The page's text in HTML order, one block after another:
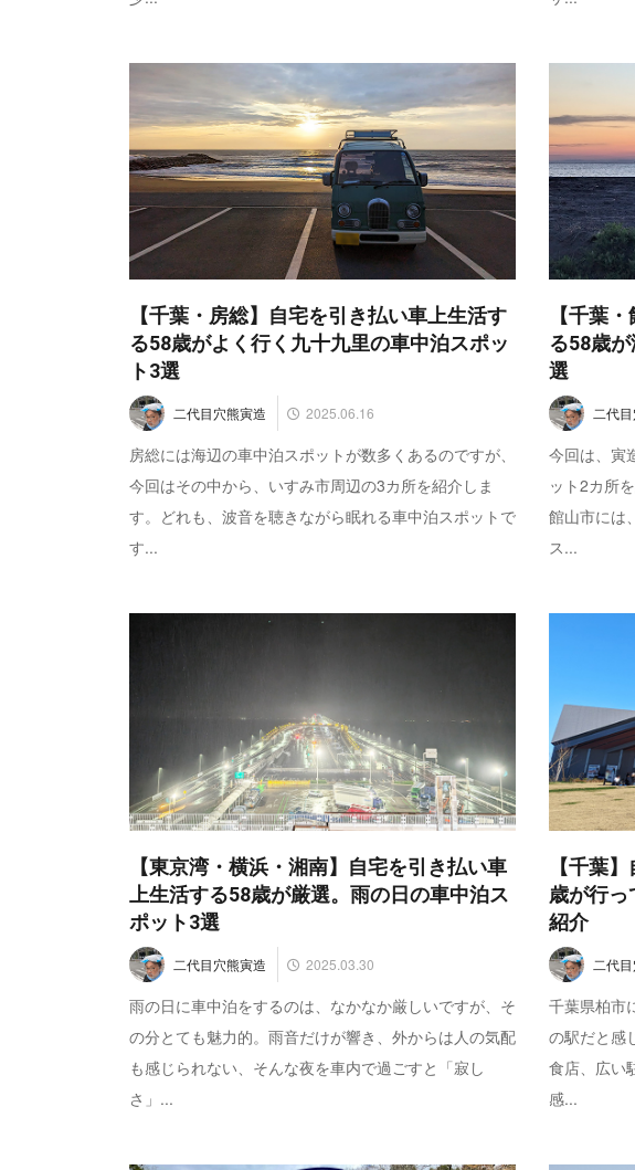
【千葉・房総】自宅を引き払い車上生活す
る58歳がよく行く九十九里の車中泊スポッ
ト3選
二代目穴熊寅造 2025.06.16
房総には海辺の車中泊スポットが数多くあるのですが、
今回はその中から、いすみ市周辺の3カ所を紹介しま
す。どれも、波音を聴きながら眠れる車中泊スポットで
す...
【千葉
る58歳
選
二代
今回は、寅
ット2カ所
館山市には
ス...
【東京湾・横浜・湘南】自宅を引き払い車
上生活する58歳が厳選。雨の日の車中泊ス
ポット3選
二代目穴熊寅造 2025.03.30
雨の日に車中泊をするのは、なかなか厳しいですが、そ
の分とても魅力的。雨音だけが響き、外からは人の気配
も感じられない、そんな夜を車内で過ごすと「寂し
さ」...
【千葉
歳が行っ
紹介
二代
千葉県柏市
の駅だと感
食店、広い
感...